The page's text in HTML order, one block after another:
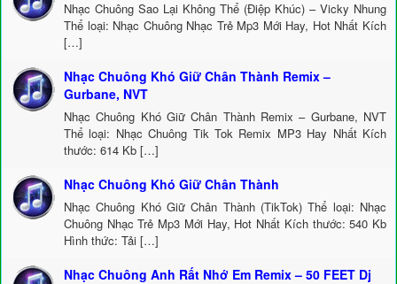
Nhạc Chuông Sao Lại Không Thể (Điệp Khúc) – Vicky Nhung
Thể loại: Nhạc Chuông Nhạc Trẻ Mp3 Mới Hay, Hot Nhất Kích
[…]
Nhạc Chuông Khó Giữ Chân Thành Remix –
Gurbane, NVT
Nhạc Chuông Khó Giữ Chân Thành Remix – Gurbane, NVT
Thể loại: Nhạc Chuông Tik Tok Remix MP3 Hay Nhất Kích
thước: 614 Kb […]
Nhạc Chuông Khó Giữ Chân Thành
Nhạc Chuông Khó Giữ Chân Thành (TikTok) Thể loại: Nhạc
Chuông Nhạc Trẻ Mp3 Mới Hay, Hot Nhất Kích thước: 540 Kb
Hình thức: Tải […]
Nhạc Chuông Anh Rất Nhớ Em Remix – 50 FEET Dj